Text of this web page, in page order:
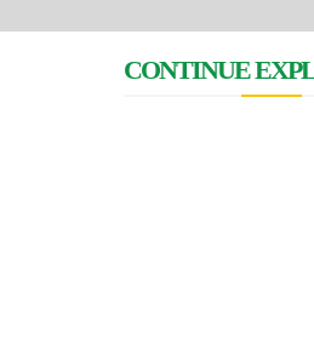
CONTINUE